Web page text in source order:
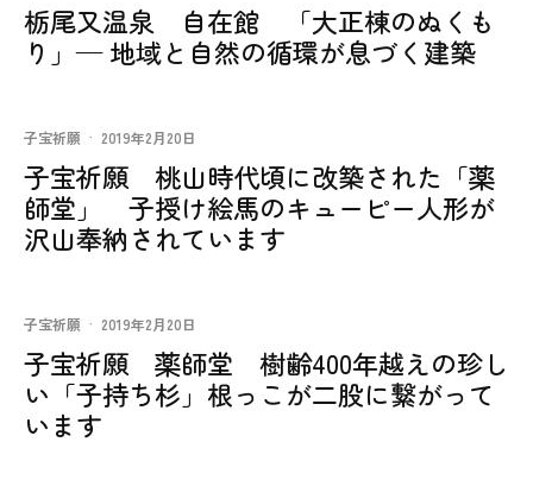
栃尾又温泉 自在館 「大正棟のぬくも
り」— 地域と自然の循環が息づく建築
子宝祈願 · 2019年2月20日
子宝祈願 桃山時代頃に改築された「薬
師堂」 子授け絵馬のキューピー人形が
沢山奉納されています
子宝祈願 · 2019年2月20日
子宝祈願 薬師堂 樹齢400年越えの珍し
い「子持ち杉」根っこが二股に繋がって
います